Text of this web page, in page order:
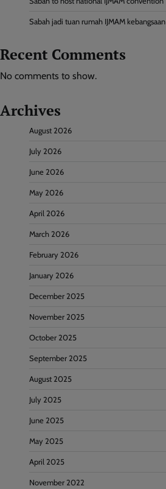
Sabah jadi tuan rumah IJMAM kebangsaan
Recent Comments
No comments to show.
Archives
August 2026
July 2026
June 2026
May 2026
April 2026
March 2026
February 2026
January 2026
December 2025
November 2025
October 2025
September 2025
August 2025
July 2025
June 2025
May 2025
April 2025
November 2022